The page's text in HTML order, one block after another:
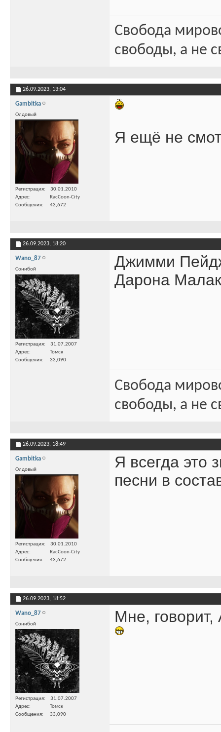
Свобода
свободы, а не
26.09.2023, 13:04
Gambitka
Олдовый
Регистрация
30.01.2010
Адрес
RacCoon-City
Сообщения
43,672
Я ещё не
26.09.2023, 18:20
Wano_87
Сонибой
Регистрация
31.07.2007
Адрес
Томск
Сообщения
33,090
Джимми
Дарона
Свобода
свободы, а не
26.09.2023, 18:49
Gambitka
Олдовый
Регистрация
30.01.2010
Адрес
RacCoon-City
Сообщения
43,672
Я всегда это
песни в
26.09.2023, 18:52
Wano_87
Сонибой
Регистрация
31.07.2007
Адрес
Томск
Сообщения
33,090
Мне, говорит,